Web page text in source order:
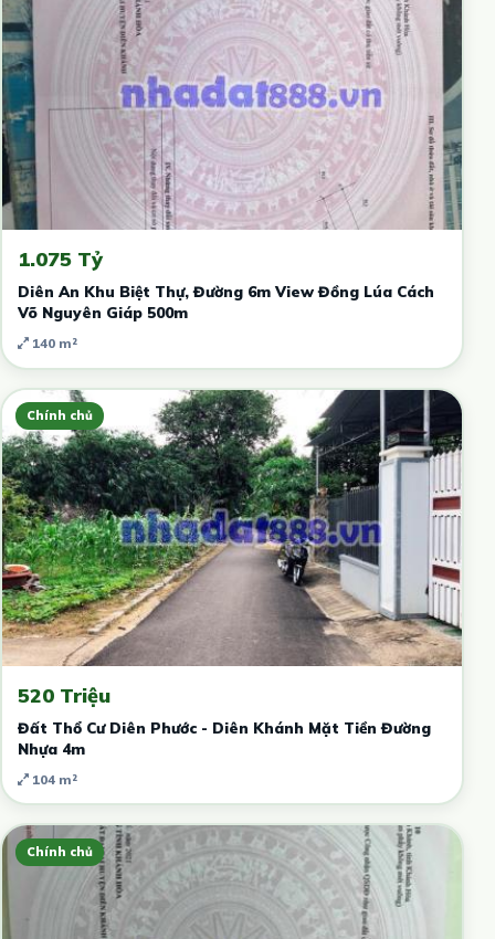
1.075 Tỷ
Diên An Khu Biệt Thự, Đường 6m View Đồng Lúa Cách
Võ Nguyên Giáp 500m
140 m²
Chính chủ
520 Triệu
Đất Thổ Cư Diên Phước - Diên Khánh Mặt Tiền Đường
Nhựa 4m
104 m²
Chính chủ